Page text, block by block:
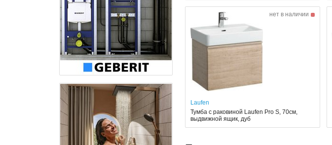
нет в наличии
Laufen
Тумба с раковиной Laufen Pro S, 70см,
выдвижной ящик, дуб